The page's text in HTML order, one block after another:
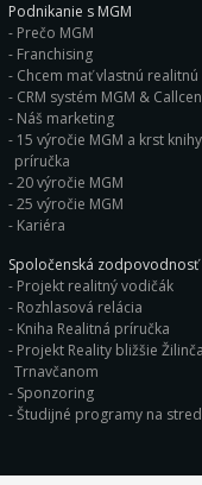
Podnikanie s MGM
Prečo MGM
Franchising
Chcem mať vlastnú
CRM systém MGM &
Náš marketing
15 výročie MGM a krst
príručka
20 výročie MGM
25 výročie MGM
Kariéra
Spoločenská zodpovodnosť
Projekt realitný vodičák
Rozhlasová relácia
Kniha Realitná príručka
Projekt Reality bližšie
Trnavčanom
Sponzoring
Študijné programy na